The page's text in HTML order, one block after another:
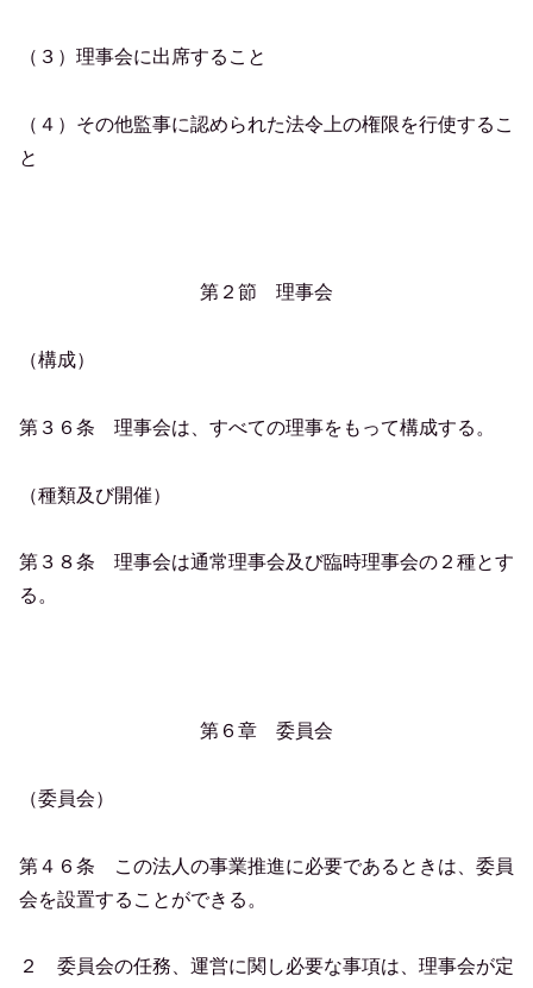
（３）理事会に出席すること
（４）その他監事に認められた法令上の権限を行使するこ
と
第２節 理事会
（構成）
第３６条 理事会は、すべての理事をもって構成する。
（種類及び開催）
第３８条 理事会は通常理事会及び臨時理事会の２種とす
る。
第６章 委員会
（委員会）
第４６条 この法人の事業推進に必要であるときは、委員
会を設置することができる。
２ 委員会の任務、運営に関し必要な事項は、理事会が定